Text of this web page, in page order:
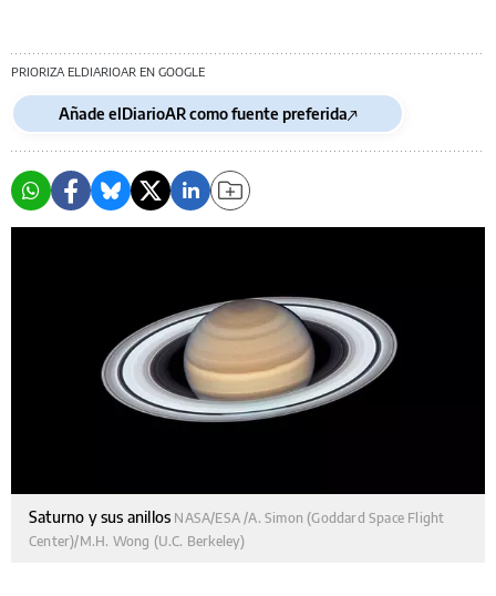
PRIORIZA ELDIARIOAR EN GOOGLE
Añade elDiarioAR como fuente preferida
Saturno y sus anillos NASA/ESA /A. Simon (Goddard Space Flight
Center)/M.H. Wong (U.C. Berkeley)